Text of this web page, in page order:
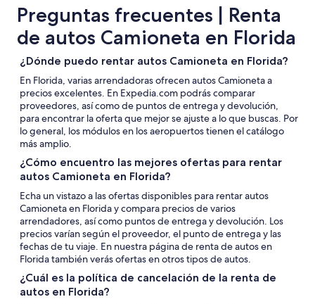
Preguntas frecuentes | Renta
de autos Camioneta en Florida
¿Dónde puedo rentar autos Camioneta en Florida?
En Florida, varias arrendadoras ofrecen autos Camioneta a
precios excelentes. En Expedia.com podrás comparar
proveedores, así como de puntos de entrega y devolución,
para encontrar la oferta que mejor se ajuste a lo que buscas. Por
lo general, los módulos en los aeropuertos tienen el catálogo
más amplio.
¿Cómo encuentro las mejores ofertas para rentar
autos Camioneta en Florida?
Echa un vistazo a las ofertas disponibles para rentar autos
Camioneta en Florida y compara precios de varios
arrendadores, así como puntos de entrega y devolución. Los
precios varían según el proveedor, el punto de entrega y las
fechas de tu viaje. En nuestra página de renta de autos en
Florida también verás ofertas en otros tipos de autos.
¿Cuál es la política de cancelación de la renta de
autos en Florida?